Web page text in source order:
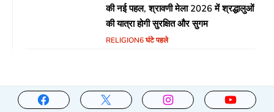
की नई पहल, श्रावणी मेला 2026 में श्रद्धालुओं
की यात्रा होगी सुरक्षित और सुगम
RELIGION6 घंटे पहले